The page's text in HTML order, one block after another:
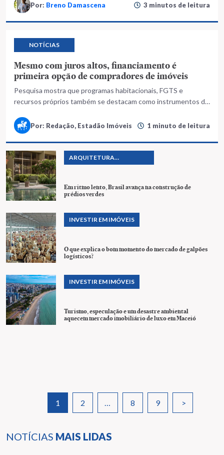
NOTÍCIAS MAIS LIDAS
Por: Breno Damascena 3 minutos de leitura
NOTÍCIAS
Mesmo com juros altos, financiamento é
primeira opção de compradores de imóveis
Pesquisa mostra que programas habitacionais, FGTS e
recursos próprios também se destacam como instrumentos de
Por: Redação, Estadão Imóveis 1 minuto de leitura
ARQUITETURA
Em ritmo lento, Brasil avança na construção de
prédios verdes
INVESTIR EM IMÓVEIS
O que explica o bom momento do mercado de galpões
logísticos?
INVESTIR EM IMÓVEIS
Turismo, especulação e um desastre ambiental
aquecem mercado imobiliário de luxo em Maceió
1 2 8 9 >